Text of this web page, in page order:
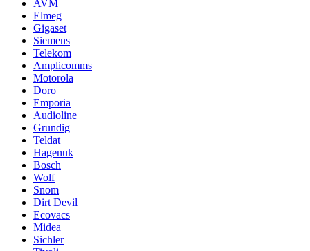
AVM
Elmeg
Gigaset
Siemens
Telekom
Amplicomms
Motorola
Doro
Emporia
Audioline
Grundig
Teldat
Hagenuk
Bosch
Wolf
Snom
Dirt Devil
Ecovacs
Midea
Sichler